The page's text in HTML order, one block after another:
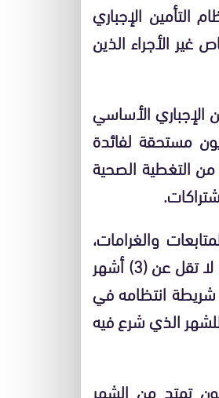
الإجباري
الأجراء الذين
الإجباري الأساسي
مستحقة لفائدة
التغطية الصحية
والغرامات،
المؤمن الذي لم يؤد اشتراكاته للصندوق الوطني للضمان الاجتماعي لمدة لا تقل عن (3) أشهر
شريطة انتظامه في
الموالي للشهر الذي شرع فيه
تمتد من الشهر